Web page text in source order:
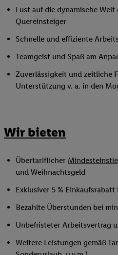
Lust auf die dynamische Welt
Quereinsteiger
Schnelle und effiziente
Teamgeist und Spaß am
Zuverlässigkeit und zeitliche
Unterstützung v. a. in den
Wir bieten
Übertariflicher
und Weihnachtsgeld
Exklusiver 5 %
Bezahlte Überstunden bei
Unbefristeter Arbeitsvertrag
Weitere Leistungen gemäß